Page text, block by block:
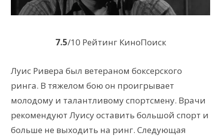
7.5/10 Рейтинг КиноПоиск
Луис Ривера был ветераном боксерского
ринга. В тяжелом бою он проигрывает
молодому и талантливому спортсмену. Врачи
рекомендуют Луису оставить большой спорт и
больше не выходить на ринг. Следующая